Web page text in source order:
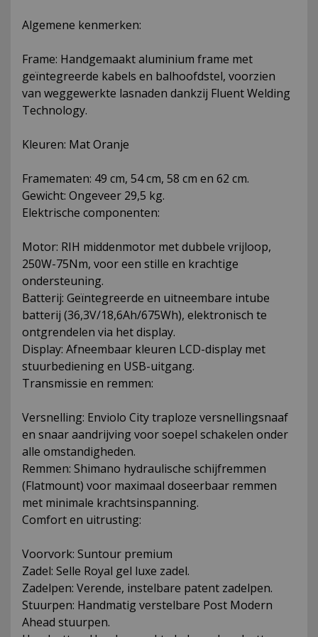
Algemene kenmerken:
Frame: Handgemaakt aluminium frame met
geïntegreerde kabels en balhoofdstel, voorzien
van weggewerkte lasnaden dankzij Fluent Welding
Technology.
Kleuren: Mat Oranje
Framematen: 49 cm, 54 cm, 58 cm en 62 cm.
Gewicht: Ongeveer 29,5 kg.
Elektrische componenten:
Motor: RIH middenmotor met dubbele vrijloop,
250W-75Nm, voor een stille en krachtige
ondersteuning.
Batterij: Geïntegreerde en uitneembare intube
batterij (36,3V/18,6Ah/675Wh), elektronisch te
ontgrendelen via het display.
Display: Afneembaar kleuren LCD-display met
stuurbediening en USB-uitgang.
Transmissie en remmen:
Versnelling: Enviolo City traploze versnellingsnaaf
en snaar aandrijving voor soepel schakelen onder
alle omstandigheden.
Remmen: Shimano hydraulische schijfremmen
(Flatmount) voor maximaal doseerbaar remmen
met minimale krachtsinspanning.
Comfort en uitrusting:
Voorvork: Suntour premium
Zadel: Selle Royal gel luxe zadel.
Zadelpen: Verende, instelbare patent zadelpen.
Stuurpen: Handmatig verstelbare Post Modern
Ahead stuurpen.